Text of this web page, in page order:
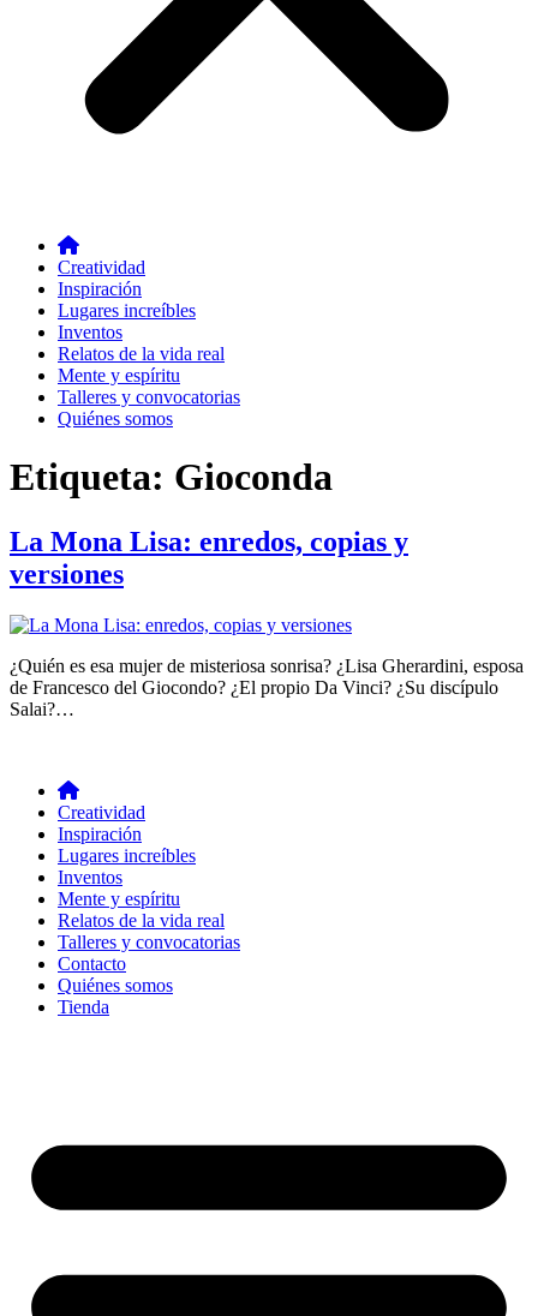
Creatividad
Inspiración
Lugares increíbles
Inventos
Relatos de la vida real
Mente y espíritu
Talleres y convocatorias
Quiénes somos
Etiqueta: Gioconda
La Mona Lisa: enredos, copias y
versiones
¿Quién es esa mujer de misteriosa sonrisa? ¿Lisa Gherardini, esposa
de Francesco del Giocondo? ¿El propio Da Vinci? ¿Su discípulo
Salai?…
Creatividad
Inspiración
Lugares increíbles
Inventos
Mente y espíritu
Relatos de la vida real
Talleres y convocatorias
Contacto
Quiénes somos
Tienda